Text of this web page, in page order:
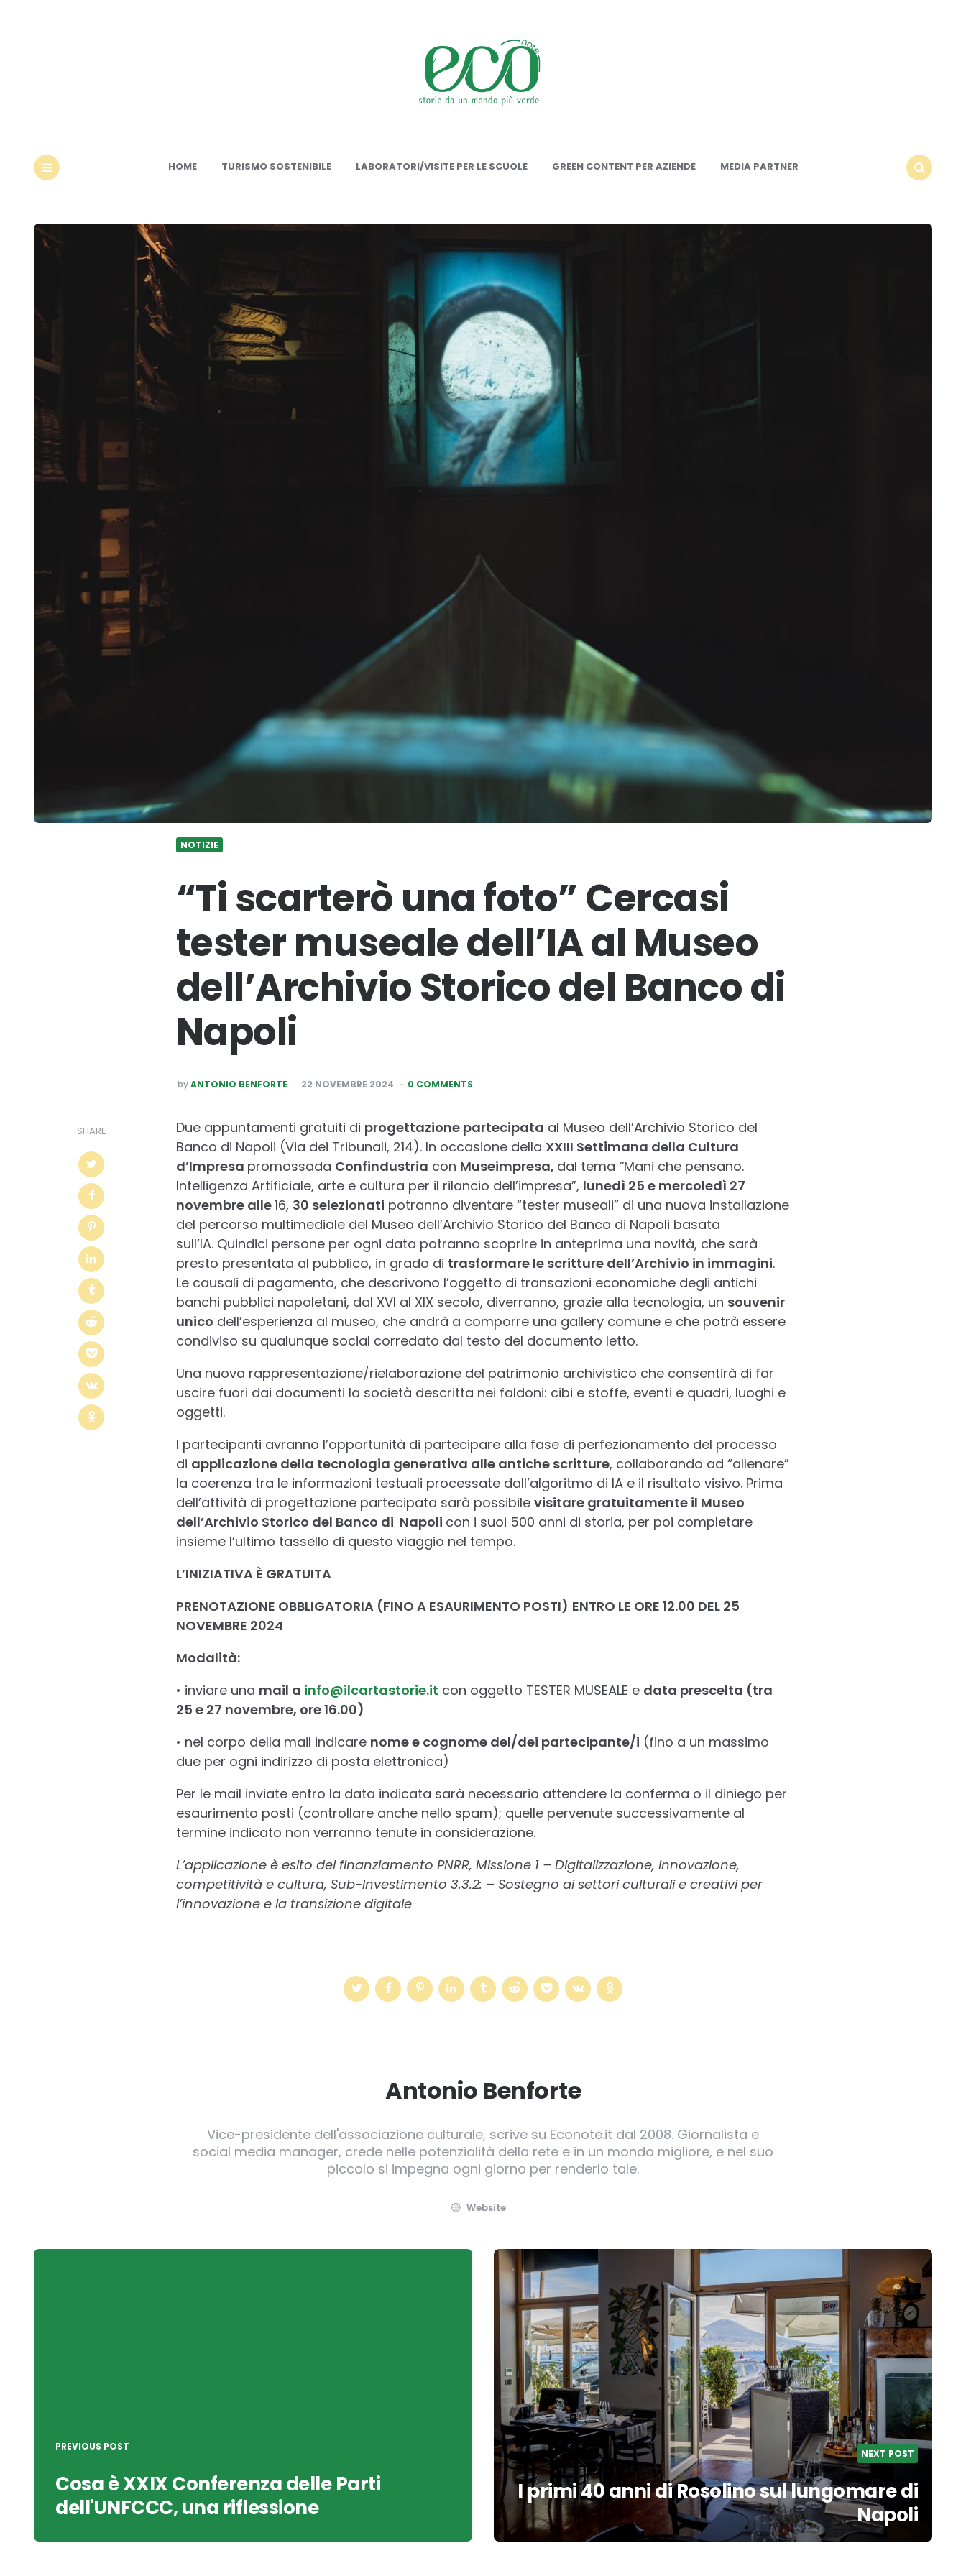
HOME TURISMO SOSTENIBILE LABORATORI/VISITE PER LE SCUOLE GREEN CONTENT PER AZIENDE
MEDIA PARTNER
NOTIZIE
“Ti scarterò una foto” Cercasi
tester museale dell’IA al Museo
dell’Archivio Storico del Banco di
Napoli
POSTED
BY
by ANTONIO BENFORTE 22 NOVEMBRE 2024 0 COMMENTS
SHARE Due appuntamenti gratuiti di progettazione partecipata al Museo dell’Archivio Storico del
Banco di Napoli (Via dei Tribunali, 214). In occasione della XXIII Settimana della Cultura
d’Impresa promossada Confindustria con Museimpresa, dal tema “Mani che pensano.
Intelligenza Artificiale, arte e cultura per il rilancio dell’impresa”, lunedì 25 e mercoledì 27
novembre alle16, 30 selezionati potranno diventare “tester museali” di una nuova installazione
del percorso multimediale del Museo dell’Archivio Storico del Banco di Napoli basata
sull’IA. Quindici persone per ogni data potranno scoprire in anteprima una novità, che sarà
presto presentata al pubblico, in grado di trasformare le scritture dell’Archivio in immagini.
Le causali di pagamento, che descrivono l’oggetto di transazioni economiche degli antichi
banchi pubblici napoletani, dal XVI al XIX secolo, diverranno, grazie alla tecnologia, un souvenir
unico dell’esperienza al museo, che andrà a comporre una gallery comune e che potrà essere
condiviso su qualunque social corredato dal testo del documento letto.
Una nuova rappresentazione/rielaborazione del patrimonio archivistico che consentirà di far
uscire fuori dai documenti la società descritta nei faldoni: cibi e stoffe, eventi e quadri, luoghi e
oggetti.
I partecipanti avranno l’opportunità di partecipare alla fase di perfezionamento del processo
di applicazione della tecnologia generativa alle antiche scritture, collaborando ad “allenare”
la coerenza tra le informazioni testuali processate dall’algoritmo di IA e il risultato visivo. Prima
dell’attività di progettazione partecipata sarà possibile visitare gratuitamente il Museo
dell’Archivio Storico del Banco di Napoli con i suoi 500 anni di storia, per poi completare
insieme l’ultimo tassello di questo viaggio nel tempo.
L’INIZIATIVA È GRATUITA
PRENOTAZIONE OBBLIGATORIA (FINO A ESAURIMENTO POSTI) ENTRO LE ORE 12.00 DEL 25
NOVEMBRE 2024
Modalità:
• inviare una mail a info@ilcartastorie.it con oggetto TESTER MUSEALE e data prescelta (tra
25 e 27 novembre, ore 16.00)
• nel corpo della mail indicare nome e cognome del/dei partecipante/i (fino a un massimo
due per ogni indirizzo di posta elettronica)
Per le mail inviate entro la data indicata sarà necessario attendere la conferma o il diniego per
esaurimento posti (controllare anche nello spam); quelle pervenute successivamente al
termine indicato non verranno tenute in considerazione.
L’applicazione è esito del finanziamento PNRR, Missione 1 – Digitalizzazione, innovazione,
competitività e cultura, Sub-Investimento 3.3.2: – Sostegno ai settori culturali e creativi per
l’innovazione e la transizione digitale
Antonio Benforte
Vice-presidente dell'associazione culturale, scrive su Econote.it dal 2008. Giornalista e
social media manager, crede nelle potenzialità della rete e in un mondo migliore, e nel suo
piccolo si impegna ogni giorno per renderlo tale.
Website
Post
PREVIOUS POST
Cosa è XXIX Conferenza delle Parti
dell'UNFCCC, una riflessione
NEXT POST
I primi 40 anni di Rosolino sul lungomare di
Napoli